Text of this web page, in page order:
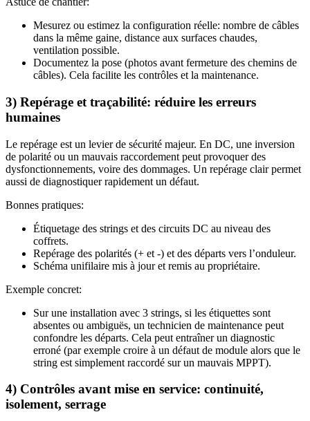
Mesurez ou estimez la configuration réelle: nombre de câbles
dans la même gaine, distance aux surfaces chaudes,
ventilation possible.
Documentez la pose (photos avant fermeture des chemins de
câbles). Cela facilite les contrôles et la maintenance.
3) Repérage et traçabilité: réduire les erreurs
humaines
Le repérage est un levier de sécurité majeur. En DC, une inversion
de polarité ou un mauvais raccordement peut provoquer des
dysfonctionnements, voire des dommages. Un repérage clair permet
aussi de diagnostiquer rapidement un défaut.
Bonnes pratiques:
Étiquetage des strings et des circuits DC au niveau des
coffrets.
Repérage des polarités (+ et -) et des départs vers l’onduleur.
Schéma unifilaire mis à jour et remis au propriétaire.
Exemple concret:
Sur une installation avec 3 strings, si les étiquettes sont
absentes ou ambiguës, un technicien de maintenance peut
confondre les départs. Cela peut entraîner un diagnostic
erroné (par exemple croire à un défaut de module alors que le
string est simplement raccordé sur un mauvais MPPT).
4) Contrôles avant mise en service: continuité,
isolement, serrage